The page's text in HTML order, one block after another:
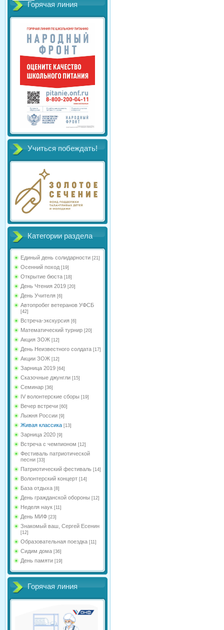
Горячая линия
Учиться побеждать!
Категории раздела
Единый день солидарности [21]
Осенний поход [19]
Открытие бюста [18]
День Чтения 2019 [20]
День Учителя [6]
Автопробег ветеранов УФСБ
[42]
Встреча-экскурсия [6]
Математический турнир [20]
Акция ЗОЖ [12]
День Неизвестного солдата [17]
Акции ЗОЖ [12]
Зарница 2019 [64]
Сказочные джунгли [15]
Семинар [36]
IV волонтерские сборы [19]
Вечер встречи [60]
Лыжня России [9]
Живая классика [13]
Зарница 2020 [9]
Встреча с чемпионом [12]
Фестиваль патриотической
песни [33]
Патриотический фестиваль [14]
Волонтерский концерт [14]
База отдыха [8]
День гражданской обороны [12]
Неделя наук [11]
День МИФ [23]
Знакомый ваш, Сергей Есенин
[12]
Образовательная поездка [11]
Сидим дома [36]
День памяти [19]
Горячая линия